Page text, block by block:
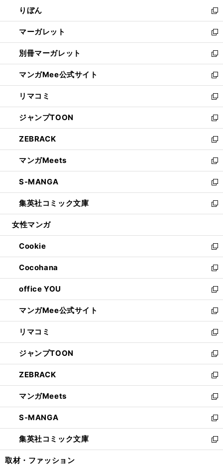
く
で
開
く
ド
ウ
で
開
く
ィ
ン
ド
ウ
で
開
く
りぼん
新
し
い
ウ
ィ
ン
ド
ウ
で
開
く
マーガレット
新
し
い
ウ
ィ
ン
ド
ウ
で
開
く
別冊マーガレット
新
し
い
ウ
ィ
ン
ド
ウ
で
開
く
マンガMee公式サイト
新
し
い
ウ
ィ
ン
ド
ウ
で
開
く
リマコミ
新
し
い
ウ
ィ
ン
ド
ウ
で
開
く
ジャンプTOON
新
し
い
ウ
ィ
ン
ド
ウ
で
開
ZEBRACK
新
し
い
ウ
ィ
ン
ド
ウ
開
く
マンガMeets
新
し
い
ウ
ィ
ン
ウ
で
開
く
S-MANGA
新
し
い
ウ
ン
ド
ウ
で
開
く
集英社コミック文庫
新
し
ウ
ィ
ン
ド
ウ
で
開
く
女性マンガ
Cookie
新
し
い
ウ
ィ
ン
ド
ウ
で
開
く
Cocohana
新
し
い
ウ
ィ
ン
ド
ウ
で
開
く
office YOU
新
し
い
ウ
ィ
ン
ド
ウ
で
開
く
マンガMee公式サイト
新
し
い
ウ
ィ
ン
ド
ウ
で
開
く
リマコミ
新
し
い
ウ
ィ
ン
ド
ウ
で
開
く
ジャンプTOON
新
し
い
ウ
ィ
ン
ド
ウ
で
開
ZEBRACK
新
し
い
ウ
ィ
ン
ド
ウ
マンガMeets
新
し
い
ウ
ィ
ン
S-MANGA
新
し
い
ウ
集英社コミック文庫
新
し
取材・ファッション